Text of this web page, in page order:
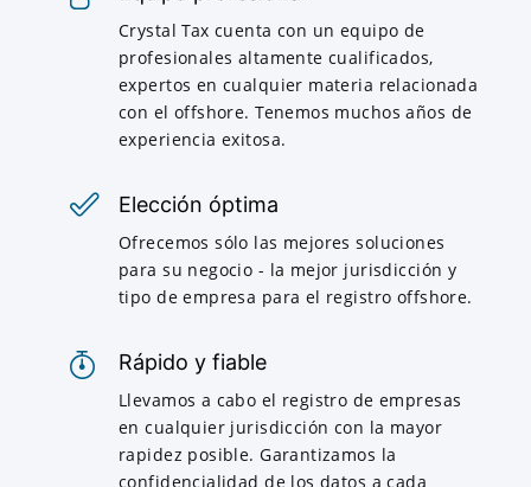
Crystal Tax cuenta con un equipo de
profesionales altamente cualificados,
expertos en cualquier materia relacionada
con el offshore. Tenemos muchos años de
experiencia exitosa.
Elección óptima
Ofrecemos sólo las mejores soluciones
para su negocio - la mejor jurisdicción y
tipo de empresa para el registro offshore.
Rápido y fiable
Llevamos a cabo el registro de empresas
en cualquier jurisdicción con la mayor
rapidez posible. Garantizamos la
confidencialidad de los datos a cada